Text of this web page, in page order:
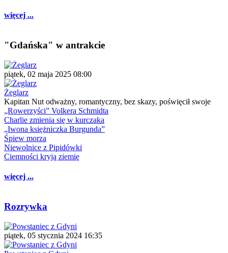
więcej ...
"Gdańska" w antrakcie
piątek, 02 maja 2025 08:00
Żeglarz
Kapitan Nut odważny, romantyczny, bez skazy, poświęcił swoje
„Rowerzyści” Volkera Schmidta
Charlie zmienia się w kurczaka
„Iwona księżniczka Burgunda”
Śpiew morza
Niewolnice z Pipidówki
Ciemności kryją ziemię
więcej ...
Rozrywka
piątek, 05 stycznia 2024 16:35